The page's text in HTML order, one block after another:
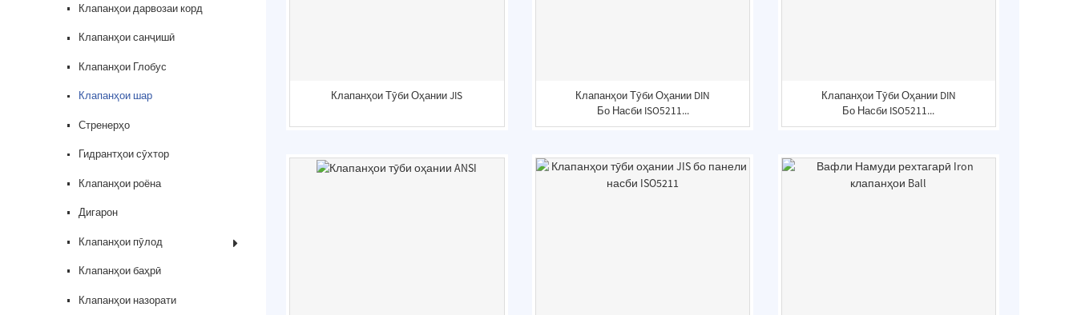
Клапанҳои дарвозаи корд
Клапанҳои санҷишӣ
Клапанҳои Глобус
Клапанҳои шар
Стренерҳо
Гидрантҳои сӯхтор
Клапанҳои роёна
Дигарон
Клапанҳои пӯлод
Клапанҳои баҳрӣ
Клапанҳои назорати
Клапанҳои Тӯби Оҳании JIS
Клапанҳои Тӯби Оҳании DIN
Бо Насби ISO5211...
Клапанҳои Тӯби Оҳании DIN
Бо Насби ISO5211...